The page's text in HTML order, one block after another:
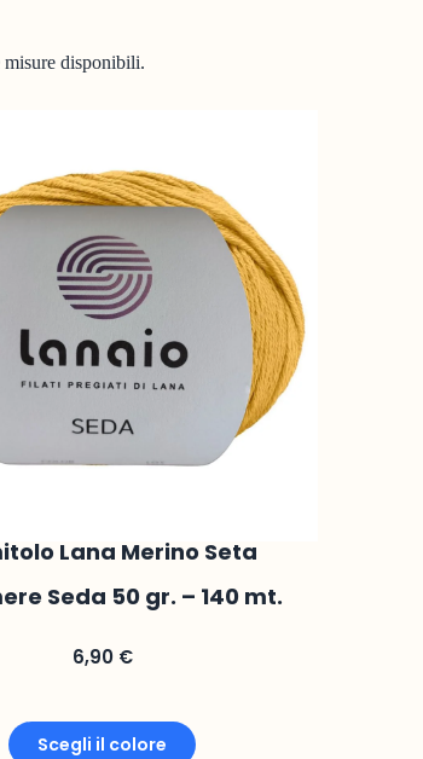
misure disponibili.
Lana Merino Seta
Seda 50 gr. – 140 mt.
6,90 €
Scegli il colore